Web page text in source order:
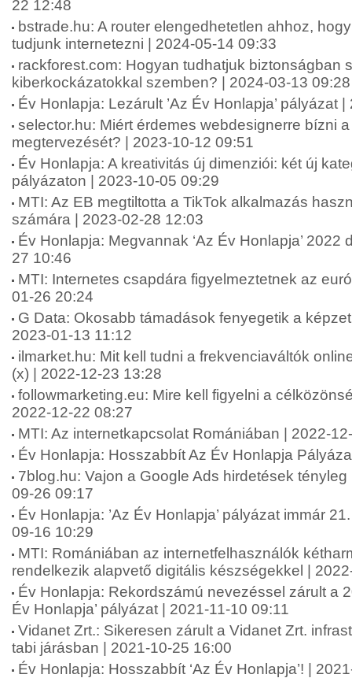
22 12:48
bstrade.hu: A router elengedhetetlen ahhoz,
tudjunk internetezni | 2024-05-14 09:33
rackforest.com: Hogyan tudhatjuk biztonságban
kiberkockázatokkal szemben? | 2024-03-13 09:28
Év Honlapja: Lezárult ’Az Év Honlapja’ pályázat
selector.hu: Miért érdemes webdesignerre bízni
megtervezését? | 2023-10-12 09:51
Év Honlapja: A kreativitás új dimenziói: két új
pályázaton | 2023-10-05 09:29
MTI: Az EB megtiltotta a TikTok alkalmazás
számára | 2023-02-28 12:03
Év Honlapja: Megvannak ‘Az Év Honlapja’ 2022
27 10:46
MTI: Internetes csapdára figyelmeztetnek az
01-26 20:24
G Data: Okosabb támadások fenyegetik a
2023-01-13 11:12
ilmarket.hu: Mit kell tudni a frekvenciaváltók
(x) | 2022-12-23 13:28
followmarketing.eu: Mire kell figyelni a
2022-12-22 08:27
MTI: Az internetkapcsolat Romániában | 2022-
Év Honlapja: Hosszabbít Az Év Honlapja
7blog.hu: Vajon a Google Ads hirdetések
09-26 09:17
Év Honlapja: ’Az Év Honlapja’ pályázat immár
09-16 10:29
MTI: Romániában az internetfelhasználók
rendelkezik alapvető digitális készségekkel |
Év Honlapja: Rekordszámú nevezéssel zárult a
Év Honlapja’ pályázat | 2021-11-10 09:11
Vidanet Zrt.: Sikeresen zárult a Vidanet Zrt.
tabi járásban | 2021-10-25 16:00
Év Honlapja: Hosszabbít ‘Az Év Honlapja’! |